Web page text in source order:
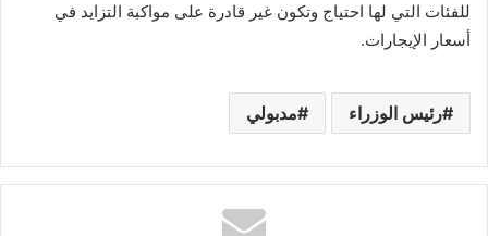
للفئات التي لها احتياج وتكون غير قادرة على مواكبة التزايد في
أسعار الإيجارات.
رئيس الوزراء مدبولي